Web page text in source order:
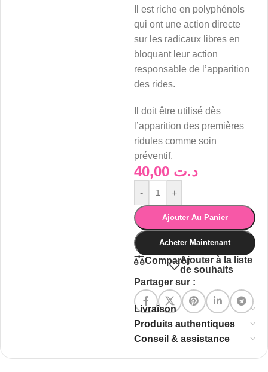
Il est riche en polyphénols
qui ont une action directe
sur les radicaux libres en
bloquant leur action
responsable de l’apparition
des rides.
Il doit être utilisé dès
l’apparition des premières
ridules comme soin
préventif.
د.ت
- +
Ajouter Au Panier
Acheter Maintenant
ComparerAjouter à la liste
de souhaits
Partager sur :
Livraison
Produits authentiques
Conseil & assistance